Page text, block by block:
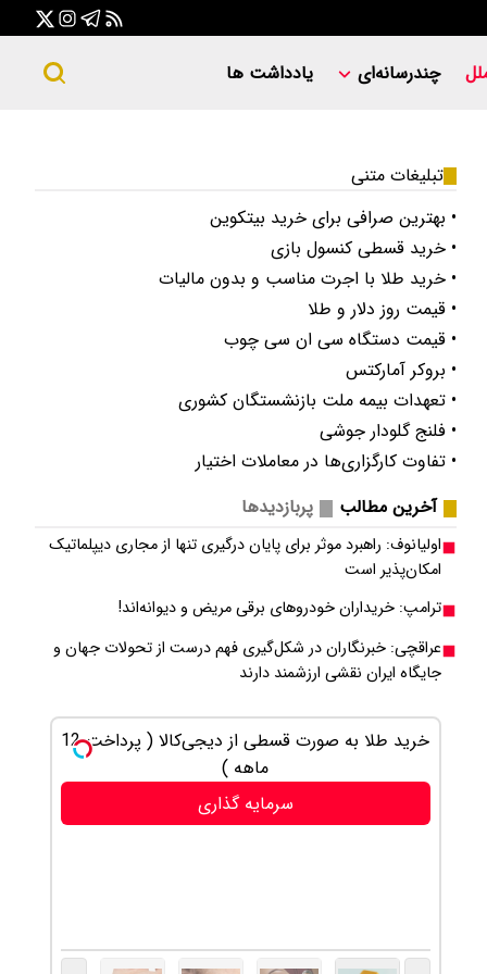
چندرسانه‌ای یادداشت ها
تبلیغات متنی
• بهترین صرافی برای خرید بیتکوین
• خرید قسطی کنسول بازی
• خرید طلا با اجرت مناسب و بدون مالیات
• قیمت روز دلار و طلا
• قیمت دستگاه سی ان سی چوب
• بروکر آمارکتس
• تعهدات بیمه ملت بازنشستگان کشوری
• فلنج گلودار جوشی
• تفاوت کارگزاری‌ها در معاملات اختیار
آخرین مطالب
پربازدیدها
اولیانوف: راهبرد موثر برای پایان درگیری تنها از مجاری دیپلماتیک
امکان‌پذیر است
ترامپ: خریداران خودروهای برقی مریض و دیوانه‌اند!
عراقچی: خبرنگاران در شکل‌گیری فهم درست از تحولات جهان و
جایگاه ایران نقشی ارزشمند دارند
خرید طلا به صورت قسطی از دیجی‌کالا ( پرداخت 12
ماهه )
سرمایه گذاری